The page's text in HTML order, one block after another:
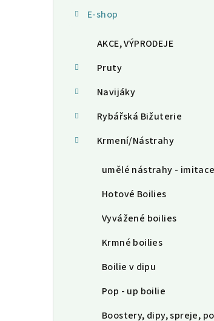
E-shop
AKCE, VÝPRODEJE
Pruty
Navijáky
Rybářská Bižuterie
Krmení/Nástrahy
umělé nástrahy - imitace
Hotové Boilies
Vyvážené boilies
Krmné boilies
Boilie v dipu
Pop - up boilie
Boostery, dipy, spreje,